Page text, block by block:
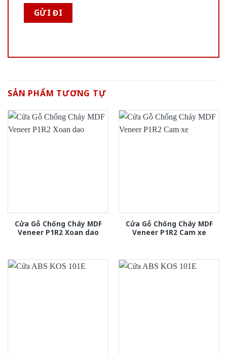
SẢN PHẨM TƯƠNG TỰ
Cửa Gỗ Chống Cháy MDF
Veneer P1R2 Xoan dao
Cửa Gỗ Chống Cháy MDF
Veneer P1R2 Cam xe